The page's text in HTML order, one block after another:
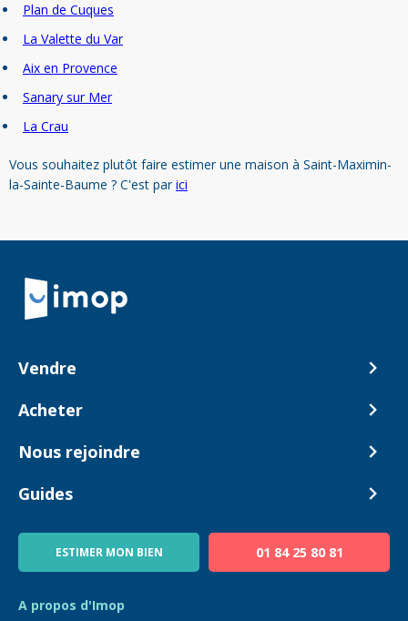
Plan de Cuques
La Valette du Var
Aix en Provence
Sanary sur Mer
La Crau
Vous souhaitez plutôt faire estimer une maison à Saint-Maximin-
la-Sainte-Baume ? C'est parici
Retour à la navigation principale
Vendre
Comment ça marche ?
Acheter
Biens en vente
Nous rejoindre
Devenir Conseiller
Guides
Blog
ESTIMER MON BIEN 01 84 25 80 81
A propos d'Imop